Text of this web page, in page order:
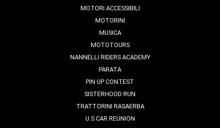
MOTORI ACCESSIBILI
MOTORINI
MUSICA
MOTOTOURS
NANNELLI RIDERS ACADEMY
PARATA
PIN UP CONTEST
SISTERHOOD RUN
TRATTORINI RASAERBA
U.S CAR REUNION